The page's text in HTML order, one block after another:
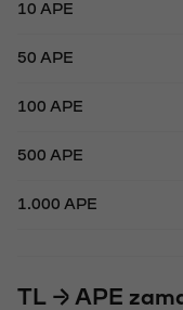
10 APE
50 APE
100 APE
500 APE
1.000 APE
TL → APE